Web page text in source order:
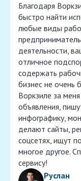
Благодаря
быстро найти
любые виды
деятельности,
отличное
содержать
бизнес не очень
Воркзиле за
объявления,
инфографику,
делают сайты,
соцсетях, ищут
многое другое.
сервису!
Руслан